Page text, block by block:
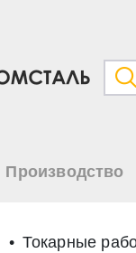
Производство
Токарные